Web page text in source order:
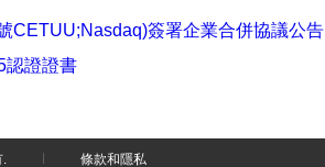
CETUU;Nasdaq)簽署企業合併協議公告
證證書
有. 條款和隱私